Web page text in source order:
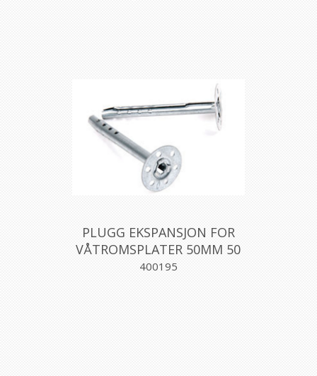
PLUGG EKSPANSJON FOR
VÅTROMSPLATER 50MM 50
STK, AQUALEX
400195